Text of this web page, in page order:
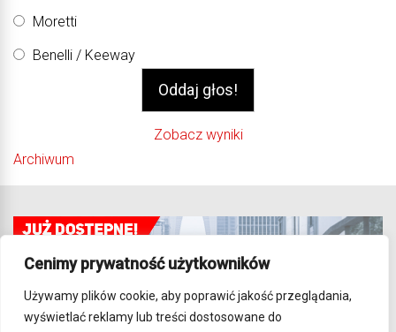
Cenimy prywatność użytkowników
Używamy plików cookie, aby poprawić jakość przeglądania,
wyświetlać reklamy lub treści dostosowane do
Moretti
Benelli / Keeway
Zobacz wyniki
Archiwum